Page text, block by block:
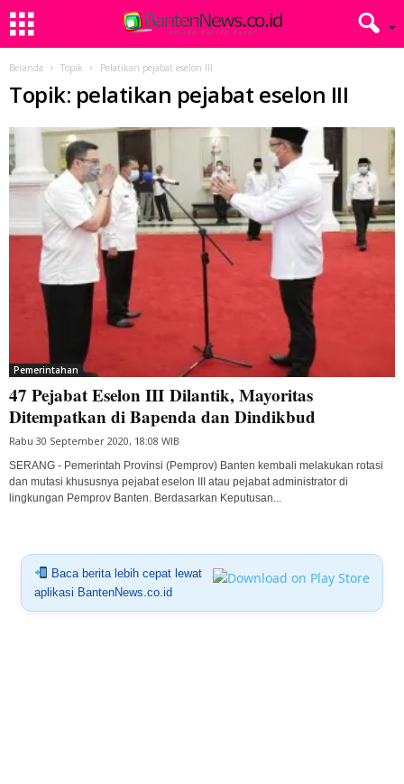
Beranda Topik Pelatikan pejabat eselon III
Topik: pelatikan pejabat eselon III
Pemerintahan
47 Pejabat Eselon III Dilantik, Mayoritas
Ditempatkan di Bapenda dan Dindikbud
Rabu 30 September 2020, 18:08 WIB
SERANG - Pemerintah Provinsi (Pemprov) Banten kembali melakukan rotasi
dan mutasi khususnya pejabat eselon III atau pejabat administrator di
lingkungan Pemprov Banten. Berdasarkan Keputusan...
Baca berita lebih cepat lewat
aplikasi BantenNews.co.id